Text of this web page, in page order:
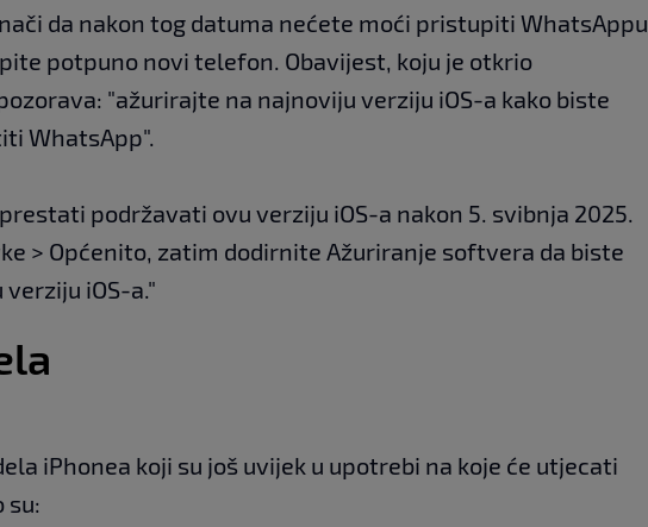
da nakon tog datuma nećete moći pristupiti WhatsAppu
potpuno novi telefon. Obavijest, koju je otkrio
"ažurirajte na najnoviju verziju iOS-a kako biste
WhatsApp".
podržavati ovu verziju iOS-a nakon 5. svibnja 2025.
> Općenito, zatim dodirnite Ažuriranje softvera da biste
iOS-a."
iPhonea koji su još uvijek u upotrebi na koje će utjecati
su: